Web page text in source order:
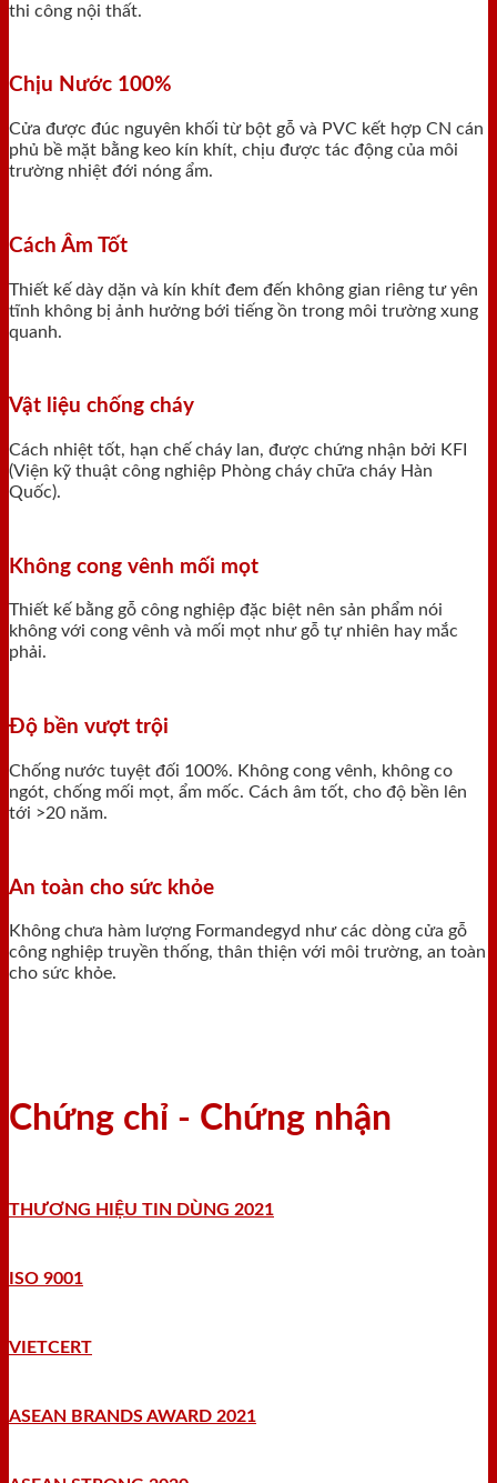
thi công nội thất.
Chịu Nước 100%
Cửa được đúc nguyên khối từ bột gỗ và PVC kết hợp CN cán
phủ bề mặt bằng keo kín khít, chịu được tác động của môi
trường nhiệt đới nóng ẩm.
Cách Âm Tốt
Thiết kế dày dặn và kín khít đem đến không gian riêng tư yên
tĩnh không bị ảnh hưởng bới tiếng ồn trong môi trường xung
quanh.
Vật liệu chống cháy
Cách nhiệt tốt, hạn chế cháy lan, được chứng nhận bởi KFI
(Viện kỹ thuật công nghiệp Phòng cháy chữa cháy Hàn
Quốc).
Không cong vênh mối mọt
Thiết kế bằng gỗ công nghiệp đặc biệt nên sản phẩm nói
không với cong vênh và mối mọt như gỗ tự nhiên hay mắc
phải.
Độ bền vượt trội
Chống nước tuyệt đối 100%. Không cong vênh, không co
ngót, chống mối mọt, ẩm mốc. Cách âm tốt, cho độ bền lên
tới >20 năm.
An toàn cho sức khỏe
Không chưa hàm lượng Formandegyd như các dòng cửa gỗ
công nghiệp truyền thống, thân thiện với môi trường, an toàn
cho sức khỏe.
Chứng chỉ - Chứng nhận
THƯƠNG HIỆU TIN DÙNG 2021
ISO 9001
VIETCERT
ASEAN BRANDS AWARD 2021